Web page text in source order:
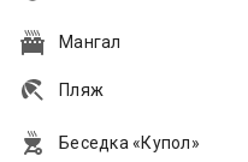
Мангал
Пляж
Беседка «Купол»